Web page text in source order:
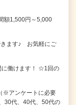
額1,500円～5,000
きます♪ お気軽にご
に働けます！ ☆1回の
※アンケートに必要
30代、40代、50代の